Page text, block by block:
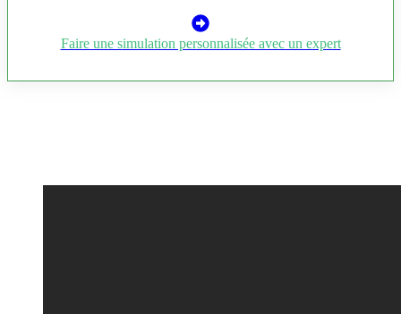
Faire une simulation personnalisée avec un expert